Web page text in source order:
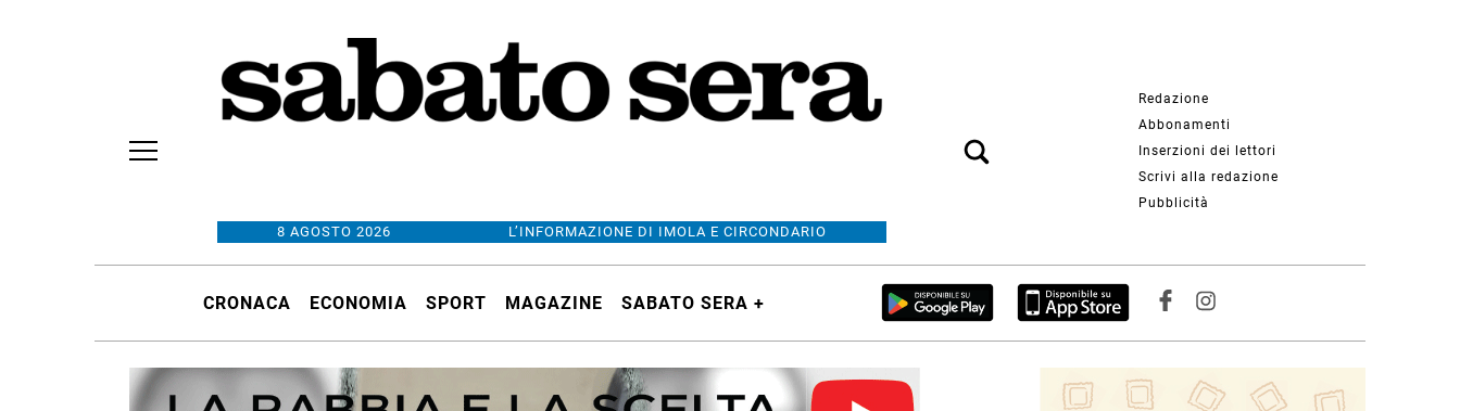
8 AGOSTO 2026 L’INFORMAZIONE DI IMOLA E CIRCONDARIO
Redazione
Abbonamenti
Inserzioni dei lettori
Scrivi alla redazione
Pubblicità
CRONACA ECONOMIA SPORT MAGAZINE SABATO SERA +